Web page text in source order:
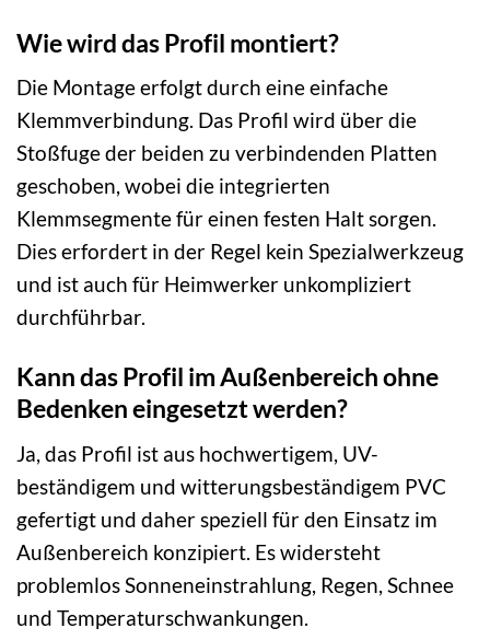
Wie wird das Profil montiert?
Die Montage erfolgt durch eine einfache
Klemmverbindung. Das Profil wird über die
Stoßfuge der beiden zu verbindenden Platten
geschoben, wobei die integrierten
Klemmsegmente für einen festen Halt sorgen.
Dies erfordert in der Regel kein Spezialwerkzeug
und ist auch für Heimwerker unkompliziert
durchführbar.
Kann das Profil im Außenbereich ohne
Bedenken eingesetzt werden?
Ja, das Profil ist aus hochwertigem, UV-
beständigem und witterungsbeständigem PVC
gefertigt und daher speziell für den Einsatz im
Außenbereich konzipiert. Es widersteht
problemlos Sonneneinstrahlung, Regen, Schnee
und Temperaturschwankungen.